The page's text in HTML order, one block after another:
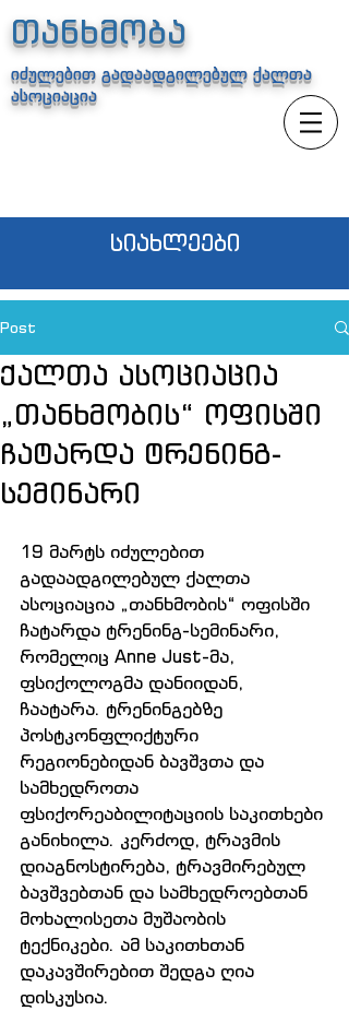
თანხმობა
იძულებით გადაადგილებულ ქალთა
ასოციაცია
სიახლეები
Post
ქალთა ასოციაცია
„თანხმობის“ ოფისში
ჩატარდა ტრენინგ-
სემინარი
19 მარტს იძულებით
გადაადგილებულ ქალთა
ასოციაცია „თანხმობის“ ოფისში
ჩატარდა ტრენინგ-სემინარი,
რომელიც Anne Just-მა,
ფსიქოლოგმა დანიიდან,
ჩაატარა. ტრენინგებზე
პოსტკონფლიქტური
რეგიონებიდან ბავშვთა და
სამხედროთა
ფსიქორეაბილიტაციის საკითხები
განიხილა. კერძოდ, ტრავმის
დიაგნოსტირება, ტრავმირებულ
ბავშვებთან და სამხედროებთან
მოხალისეთა მუშაობის
ტექნიკები. ამ საკითხთან
დაკავშირებით შედგა ღია
დისკუსია.